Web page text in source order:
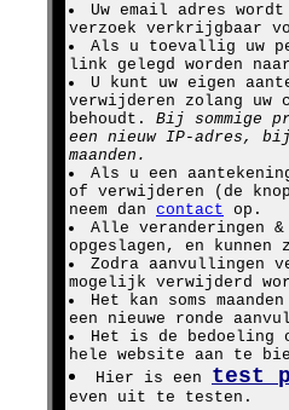
Uw email adres
verzoek verkrijgbaar
Als u toevallig uw
link gelegd worden
U kunt uw eigen
verwijderen zolang uw
behoudt. Bij sommige
een nieuw IP-adres,
maanden.
Als u een
of verwijderen (de
neem dan contact op.
Alle veranderingen
opgeslagen, en kunnen
Zodra aanvullingen
mogelijk verwijderd
Het kan soms
een nieuwe ronde
Het is de bedoeling
hele website aan te
Hier is een test
even uit te testen.